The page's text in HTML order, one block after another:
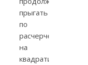
прыгать
по
расчерченному
на
квадратики